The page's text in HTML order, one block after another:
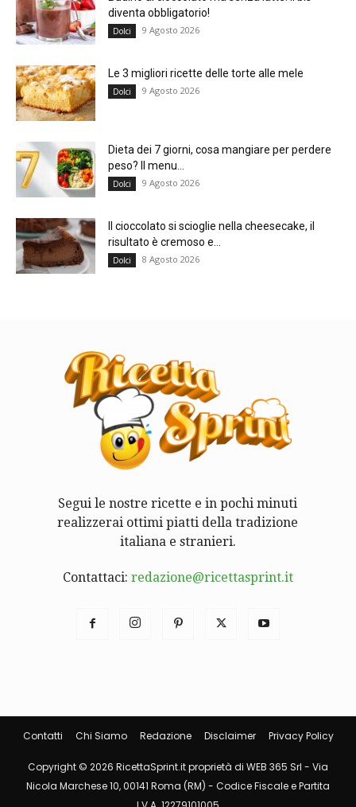
diventa obbligatorio!
Dolci 9 Agosto 2026
Le 3 migliori ricette delle torte alle mele
Dolci 9 Agosto 2026
Dieta dei 7 giorni, cosa mangiare per perdere
peso? Il menu...
Dolci 9 Agosto 2026
Il cioccolato si scioglie nella cheesecake, il
risultato è cremoso e...
Dolci 8 Agosto 2026
Segui le nostre ricette e in pochi minuti
realizzerai ottimi piatti della tradizione
italiana e stranieri.
Contattaci: redazione@ricettasprint.it
Contatti Chi Siamo Redazione Disclaimer Privacy Policy
Copyright © 2026 RicettaSprint.it proprietà di WEB 365 Srl - Via
Nicola Marchese 10, 00141 Roma (RM) - Codice Fiscale e Partita